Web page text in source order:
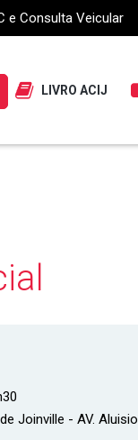
e Consulta Veicular
LIVRO ACIJ
Joinville - AV.